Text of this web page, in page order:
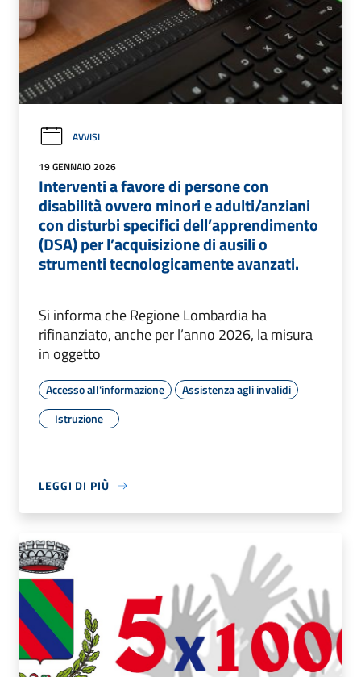
AVVISI
19 GENNAIO 2026
Interventi a favore di persone con
disabilità ovvero minori e adulti/anziani
con disturbi specifici dell’apprendimento
(DSA) per l’acquisizione di ausili o
strumenti tecnologicamente avanzati.
Si informa che Regione Lombardia ha
rifinanziato, anche per l’anno 2026, la misura
in oggetto
Accesso all'informazione
Assistenza agli invalidi
Istruzione
LEGGI DI PIÙ